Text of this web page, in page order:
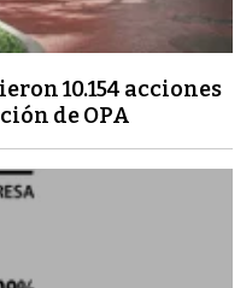
10.154 acciones
de OPA